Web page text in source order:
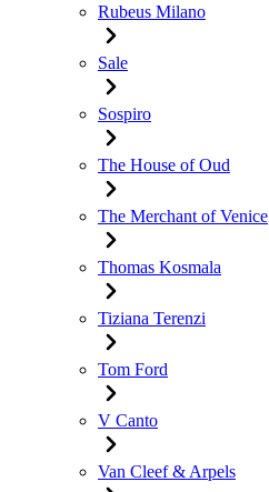
Rubeus Milano
Sale
Sospiro
The House of Oud
The Merchant of Venice
Thomas Kosmala
Tiziana Terenzi
Tom Ford
V Canto
Van Cleef & Arpels